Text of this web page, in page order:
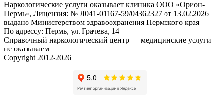
Наркологические услуги оказывает клиника ООО «Орион-
Пермь», Лицензия: № Л041-01167-59/04362327 от 13.02.2026
выдано Министерством здравоохранения Пермского края
По адрессу: Пермь, ул. Грачева, 14
Справочный наркологический центр — медицинские услуги
не оказываем
Copyright 2012-2026